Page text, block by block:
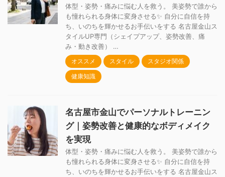
体型・姿勢・痛みに悩む人を救う。 美姿勢で誰から
も憧れられる身体に変身させる✨ 自分に自信を持
ち、いのちを輝かせるお手伝いをする 名古屋金山ス
タイルUP専門（シェイプアップ、姿勢改善、痛
み・動き改善） …
オススメ スタイル
スタジオ関係
健康知識
名古屋市金山でパーソナルトレーニン
グ｜姿勢改善と健康的なボディメイク
を実現
体型・姿勢・痛みに悩む人を救う。 美姿勢で誰から
も憧れられる身体に変身させる✨ 自分に自信を持
ち、いのちを輝かせるお手伝いをする 名古屋金山ス